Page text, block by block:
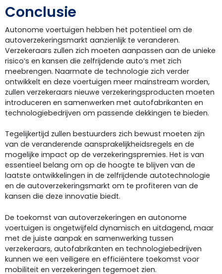
Conclusie
Autonome voertuigen hebben het potentieel om de
autoverzekeringsmarkt aanzienlijk te veranderen.
Verzekeraars zullen zich moeten aanpassen aan de unieke
risico’s en kansen die zelfrijdende auto’s met zich
meebrengen. Naarmate de technologie zich verder
ontwikkelt en deze voertuigen meer mainstream worden,
zullen verzekeraars nieuwe verzekeringsproducten moeten
introduceren en samenwerken met autofabrikanten en
technologiebedrijven om passende dekkingen te bieden.
Tegelijkertijd zullen bestuurders zich bewust moeten zijn
van de veranderende aansprakelijkheidsregels en de
mogelijke impact op de verzekeringspremies. Het is van
essentieel belang om op de hoogte te blijven van de
laatste ontwikkelingen in de zelfrijdende autotechnologie
en de autoverzekeringsmarkt om te profiteren van de
kansen die deze innovatie biedt.
De toekomst van autoverzekeringen en autonome
voertuigen is ongetwijfeld dynamisch en uitdagend, maar
met de juiste aanpak en samenwerking tussen
verzekeraars, autofabrikanten en technologiebedrijven
kunnen we een veiligere en efficiëntere toekomst voor
mobiliteit en verzekeringen tegemoet zien.